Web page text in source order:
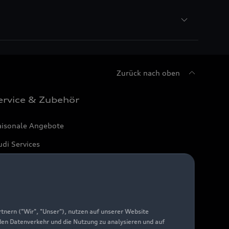
("Wir", "Unser"), nutzen auf unserer Website
Datenverkehr und die Nutzung zu analysieren und auf
Zurück nach oben
& Zubehör
Angebote
Services